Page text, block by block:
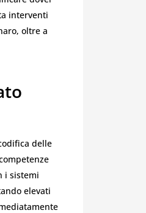
interventi
oltre a
delle
i sistemi
elevati